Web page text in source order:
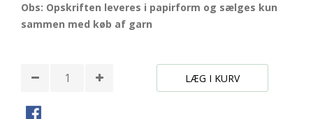
Obs: Opskriften leveres i papirform og sælges kun
sammen med køb af garn
LÆG I KURV